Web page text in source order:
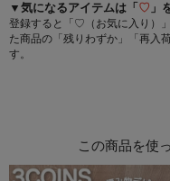
▼気になるアイテムは「♡ 」
登録すると「♡（お気に入り）
た商品の「残りわずか」「再入
す。
この商品を使